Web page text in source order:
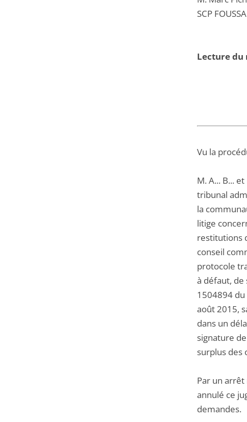
SCP
Lecture du
Vu la
M. A... B...
tribunal
la
litige
restitutions
conseil
protocole
à défaut, de
1504894
août 2015,
dans un
signature
surplus des
Par un arrêt
annulé ce
demandes.